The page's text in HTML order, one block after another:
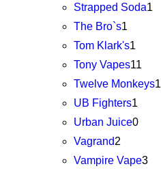
Strapped Soda1
The Bro`s1
Tom Klark's1
Tony Vapes11
Twelve Monkeys1
UB Fighters1
Urban Juice0
Vagrand2
Vampire Vape3